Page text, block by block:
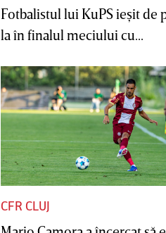
Fotbalistul lui KuPS ieşit de
la în finalul meciului cu...
CFR CLUJ